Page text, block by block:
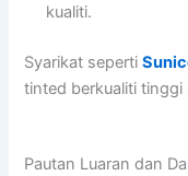
kualiti.
Syarikat seperti
tinted berkualiti tinggi
Pautan Luaran dan